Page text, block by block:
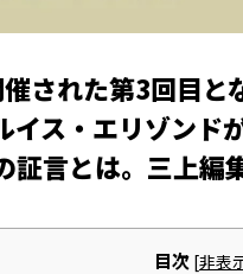
された第3回目と
イス・エリゾンド
証言とは。三上編
目次 [非表